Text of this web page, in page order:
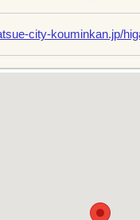
city-kouminkan.jp/